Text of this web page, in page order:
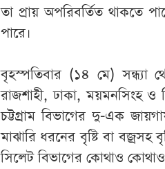
তা প্রায় অপরিবর্তিত থাকতে
পারে।
বৃহস্পতিবার (১৪ মে) সন্ধ্যা
রাজশাহী, ঢাকা, ময়মনসিংহ
চট্টগ্রাম বিভাগের দু-এক
মাঝারি ধরনের বৃষ্টি বা
সিলেট বিভাগের কোথাও কোথাও